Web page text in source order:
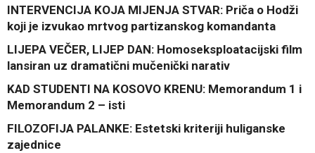
INTERVENCIJA KOJA MIJENJA STVAR: Priča o Hodži
koji je izvukao mrtvog partizanskog komandanta
LIJEPA VEČER, LIJEP DAN: Homoseksploatacijski film
lansiran uz dramatični mučenički narativ
KAD STUDENTI NA KOSOVO KRENU: Memorandum 1 i
Memorandum 2 – isti
FILOZOFIJA PALANKE: Estetski kriteriji huliganske
zajednice